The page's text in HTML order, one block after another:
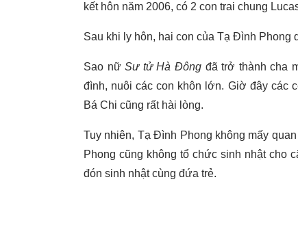
kết hôn năm 2006, có 2 con trai chung
Sau khi ly hôn, hai con của Tạ Đình
Sao nữSư tử Hà Đông đã trở thành cha
đình, nuôi các con khôn lớn. Giờ đây các
Bá Chi cũng rất hài lòng.
Tuy nhiên, Tạ Đình Phong không mấy
Phong cũng không tổ chức sinh nhật cho
đón sinh nhật cùng đứa trẻ.